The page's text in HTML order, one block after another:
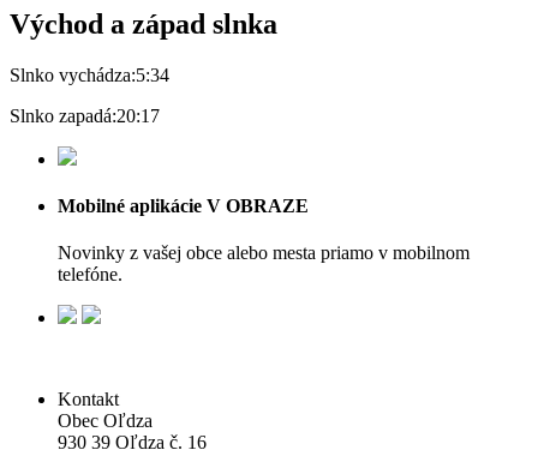
Východ a západ slnka
Slnko vychádza:5:34
Slnko zapadá:20:17
Mobilné aplikácie V OBRAZE
Novinky z vašej obce alebo mesta priamo v mobilnom
telefóne.
Kontakt
Obec Oľdza
930 39 Oľdza č. 16